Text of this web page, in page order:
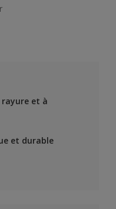
rayure et à
et durable